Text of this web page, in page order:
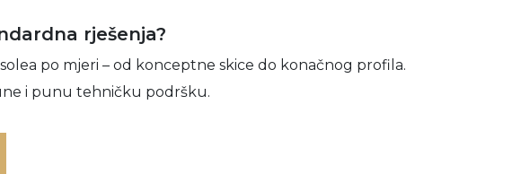
rješenja?
po mjeri – od konceptne skice do konačnog profila.
i punu tehničku podršku.